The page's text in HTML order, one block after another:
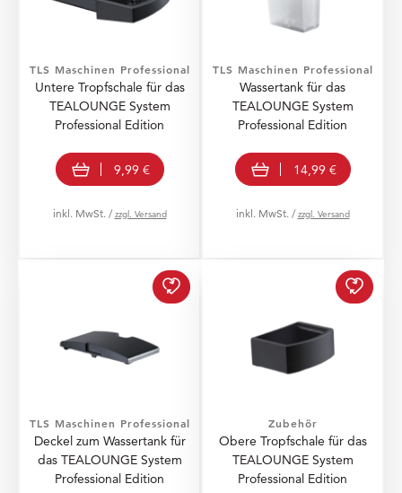
TLS Maschinen Professional
Untere Tropfschale für das
TEALOUNGE System
Professional Edition
In den Warenkorb
9,99 €
inkl. MwSt. /zzgl. Versand
TLS Maschinen Professional
Wassertank für das
TEALOUNGE System
Professional Edition
In den Warenkorb
14,99 €
inkl. MwSt. /zzgl. Versand
Deckel zum
TLS Maschinen Professional
Deckel zum Wassertank für
das TEALOUNGE System
Professional Edition
Zubehör
Obere Tropfschale für das
TEALOUNGE System
Professional Edition